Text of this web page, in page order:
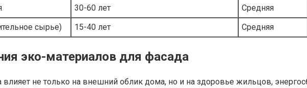
30-60 лет Средняя
сырье) 15-40 лет Средняя
эко-материалов для фасада
влияет не только на внешний облик дома, но и на здоровье жильцов,